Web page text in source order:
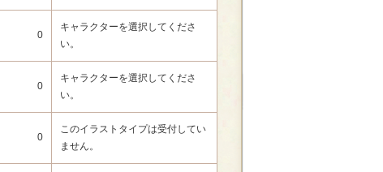
0
キャラクターを選択してくださ
い。
0
キャラクターを選択してくださ
い。
0
このイラストタイプは受付してい
ません。